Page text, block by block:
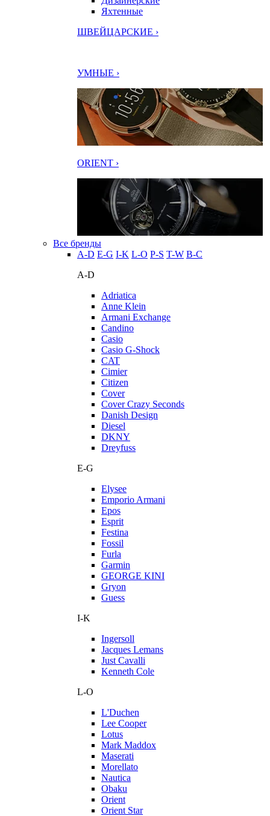
Яхтенные
ШВЕЙЦАРСКИЕ ›
УМНЫЕ ›
ORIENT ›
Все бренды
A-D E-G I-K L-O P-S T-W В-С
A-D
Adriatica
Anne Klein
Armani Exchange
Candino
Casio
Casio G-Shock
CAT
Cimier
Citizen
Cover
Cover Crazy Seconds
Danish Design
Diesel
DKNY
Dreyfuss
E-G
Elysee
Emporio Armani
Epos
Esprit
Festina
Fossil
Furla
Garmin
GEORGE KINI
Gryon
Guess
I-K
Ingersoll
Jacques Lemans
Just Cavalli
Kenneth Cole
L-O
L'Duchen
Lee Cooper
Lotus
Mark Maddox
Maserati
Morellato
Nautica
Obaku
Orient
Orient Star